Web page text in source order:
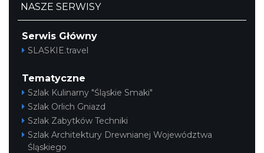
NASZE SERWISY
Serwis Główny
SLASKIE.travel
Tematyczne
Szlak Kulinarny "Śląskie Smaki"
Szlak Orlich Gniazd
Szlak Zabytków Techniki
Szlak Architektury Drewnianej Województwa
Śląskiego